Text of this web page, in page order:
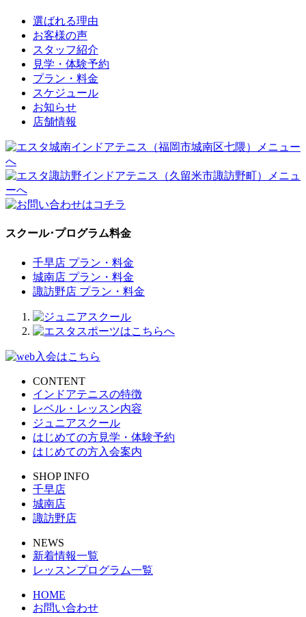
選ばれる理由
お客様の声
スタッフ紹介
見学・体験予約
プラン・料金
スケジュール
お知らせ
店舗情報
スクール･プログラム料金
千早店 プラン・料金
城南店 プラン・料金
諏訪野店 プラン・料金
CONTENT
インドアテニスの特徴
レベル・レッスン内容
ジュニアスクール
はじめての方見学・体験予約
はじめての方入会案内
SHOP INFO
千早店
城南店
諏訪野店
NEWS
新着情報一覧
レッスンプログラム一覧
HOME
お問い合わせ